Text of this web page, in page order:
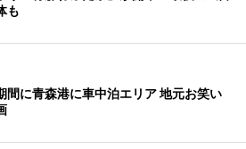
も
間に青森港に車中泊エリア 地元お笑い